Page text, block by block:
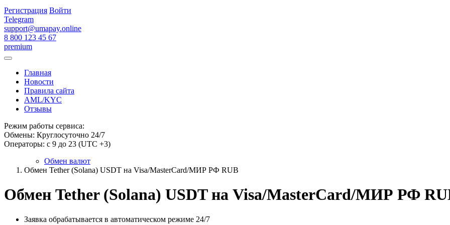
Регистрация Войти
Telegram
support@umapay.online
8 800 123 45 67
premium
Главная
Новости
Правила сайта
AML/KYC
Отзывы
Режим работы сервиса:
Обмены: Круглосуточно 24/7
Операторы: с 9 до 23 (UTC +3)
Обмен валют
Обмен Tether (Solana) USDT на Visa/MasterCard/МИР РФ RUB
Обмен Tether (Solana) USDT на Visa/MasterCard/МИР РФ
Заявка обрабатывается в автоматическом режиме 24/7